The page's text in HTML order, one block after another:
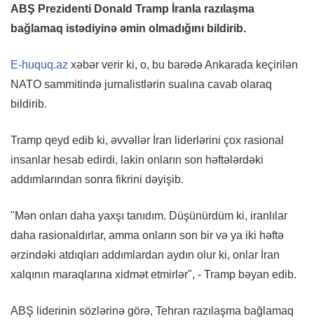
ABŞ Prezidenti Donald Tramp İranla razılaşma
bağlamaq istədiyinə əmin olmadığını bildirib.
E-huquq.az xəbər verir ki, o, bu barədə Ankarada keçirilən
NATO sammitində jurnalistlərin sualına cavab olaraq
bildirib.
Tramp qeyd edib ki, əvvəllər İran liderlərini çox rasional
insanlar hesab edirdi, lakin onların son həftələrdəki
addımlarından sonra fikrini dəyişib.
"Mən onları daha yaxşı tanıdım. Düşünürdüm ki, iranlılar
daha rasionaldırlar, amma onların son bir və ya iki həftə
ərzindəki atdıqları addımlardan aydın olur ki, onlar İran
xalqının maraqlarına xidmət etmirlər", - Tramp bəyan edib.
ABŞ liderinin sözlərinə görə, Tehran razılaşma bağlamaq